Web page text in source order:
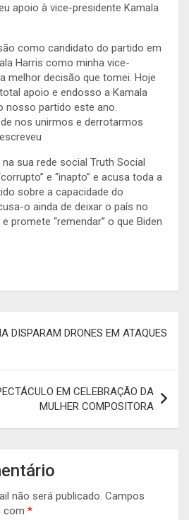
apoio à vice-presidente Kamala
como candidato do partido em
Harris como minha vice-
melhor decisão que tomei. Hoje
apoio e endosso a Kamala
nosso partido este ano.
nos unirmos e derrotarmos
sua rede social Truth Social
e “inapto” e acusa toda a
sobre a capacidade do
o ainda de deixar o país no
promete “remendar” o que Biden
DISPARAM DRONES EM ATAQUES
EM CELEBRAÇÃO DA
MULHER COMPOSITORA
não será publicado. Campos
com *